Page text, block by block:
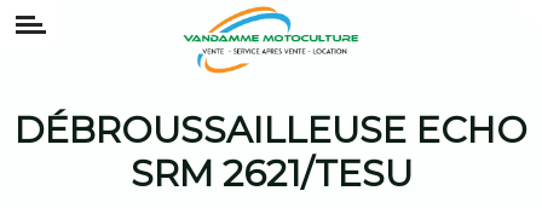
DÉBROUSSAILLEUSE ECHO
SRM 2621/TESU